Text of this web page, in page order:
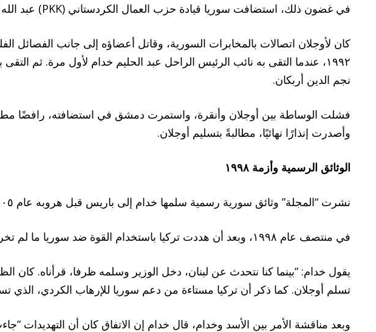
في غضون ذلك، استضافت سوريا قيادة حزب العمال الكردستاني (PKK) عبد الله أوجلان، في أوائل الثمانينيات.
كان لأوجلان اتصالات بالمخابرات السورية، وقاتل أعضاؤه إلى جانب
١٩٩٢، عندما التقى به نائب الرئيس الراحل عبد الحليم خدام لأول مرة.
نجم الدين أربكان.
وأصدرت إنذارًا نهائيًا، مطالبةً بتسليم أوجلان.
الوثائق الرسمية وأزمة ١٩٩٨
نشرت “المجلة” وثائق سورية رسمية سلمها خدام إلى باريس قبل هروبه عام ٢٠٠٥. وفي ضوء السياق الجديد لاتفاقية أضنة، نُشرت وثائق سورية أخرى.
في منتصف عام ١٩٩٨، وبعد أن هددت تركيا باستخدام القوة ضد سوريا ما لم تخرج أوجلان، استقبل الأسد خدام في اللاذقية في ١ أكتوبر/تشرين الأول ١٩٩٨.
يقول خدام: “بينما كنا نتحدث عن لبنان، دخل الوزير وسلمه ظرفا، قرأناه.
تسلم أوجلان. كما ذكر أن تركيا مستاءة من دعم سوريا للإرهاب الكردي، الذي
وبعد مناقشة الأمر بين الأسد وخدام، قال خدام إن الاتفاق كان أن التهديدات